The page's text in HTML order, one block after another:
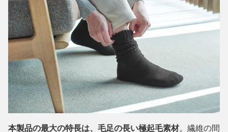
本製品の最大の特長は、毛足の長い極起毛素材。繊維の間